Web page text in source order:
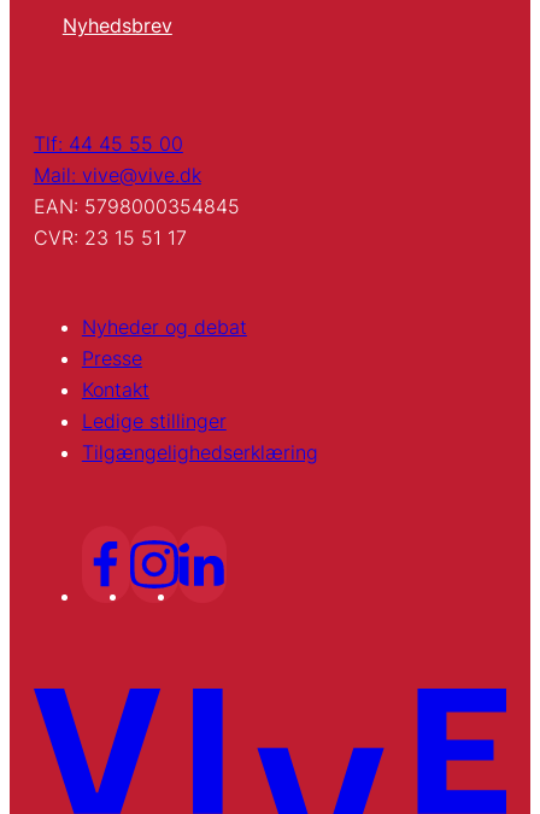
Nyhedsbrev
Tlf: 44 45 55 00
Mail: vive@vive.dk
EAN: 5798000354845
CVR: 23 15 51 17
Nyheder og debat
Presse
Kontakt
Ledige stillinger
Tilgængelighedserklæring